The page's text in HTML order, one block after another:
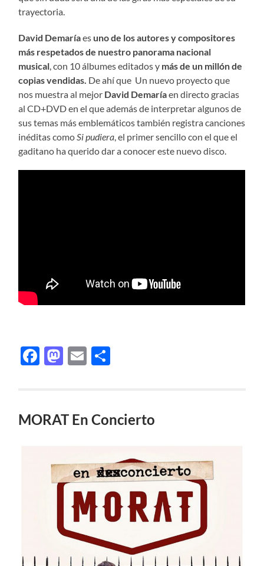
trayectoria.
David Demaríaes uno de los autores y compositores
más respetados de nuestro panorama nacional
musical, con 10 álbumes editados y más de un millón de
copias vendidas. De ahí que Un nuevo proyecto que
nos muestra al mejor David Demaríaen directo gracias
al CD+DVD en el que además de interpretar algunos de
sus temas más emblemáticos también registra canciones
inéditas comoSi pudiera, el primer sencillo con el que el
gaditano ha querido dar a conocer este nuevo disco.
Facebook
Mastodon
Email
MORAT En Concierto